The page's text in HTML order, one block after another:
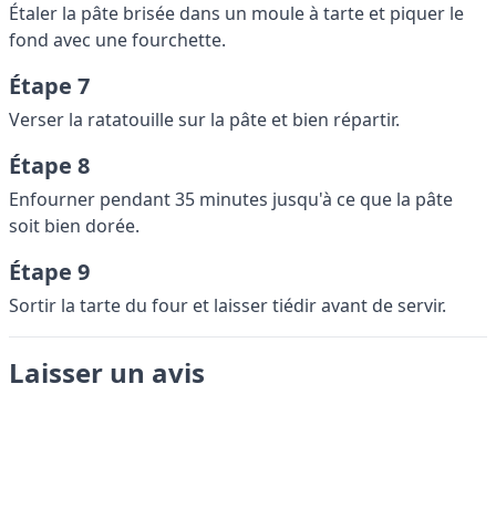
Étaler la pâte brisée dans un moule à tarte et piquer le
fond avec une fourchette.
Étape 7
Verser la ratatouille sur la pâte et bien répartir.
Étape 8
Enfourner pendant 35 minutes jusqu'à ce que la pâte
soit bien dorée.
Étape 9
Sortir la tarte du four et laisser tiédir avant de servir.
Laisser un avis